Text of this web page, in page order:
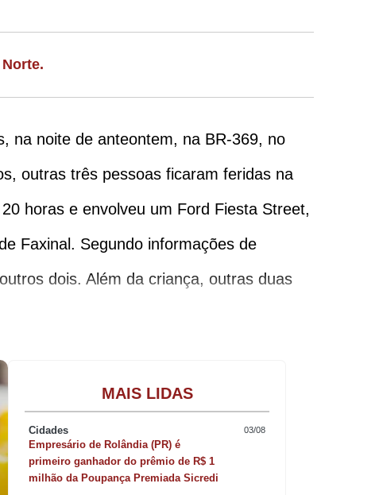
na noite de anteontem, na BR-369, no
outras três pessoas ficaram feridas na
horas e envolveu um Ford Fiesta Street,
Faxinal. Segundo informações de
dois. Além da criança, outras duas
MAIS LIDAS
Cidades 03/08
Empresário de Rolândia (PR) é
primeiro ganhador do prêmio de R$ 1
milhão da Poupança Premiada Sicredi